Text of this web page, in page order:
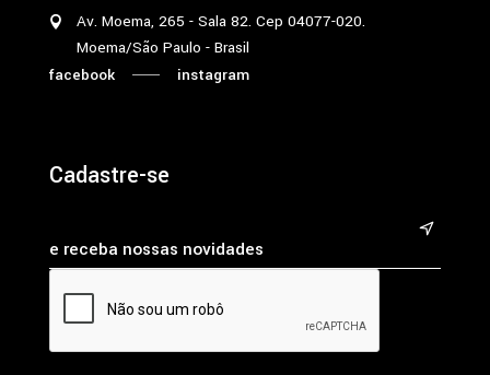
Av. Moema, 265 - Sala 82. Cep 04077-020.
Moema/São Paulo - Brasil
facebook
instagram
Cadastre-se
&